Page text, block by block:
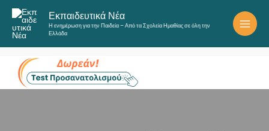
Μετάβαση
στο
περιεχόμενο
Εκπαιδευτικά Νέα
Η ενημέρωση για την Παιδεία – Από τα Σχολεία Ημαθίας σε όλη την
Ελλάδα